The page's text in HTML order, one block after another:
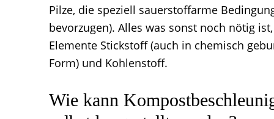
Pilze, die speziell sauerstoffarme
bevorzugen). Alles was sonst noch nötig
Elemente Stickstoff (auch in chemisch
Form) und Kohlenstoff.
Wie kann